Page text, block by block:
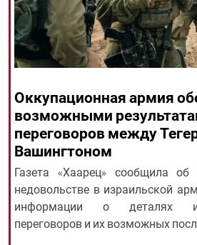
| فارسی|English|العربیه|
|עברית|русский|中文|
All rights reserved for NourNews
Copyright © 2021 www.nournews.ir
Оккупационная армия
возможными
переговоров между
Вашингтоном
Газета «Хаарец» сообщила об
недовольстве в израильской
информации о деталях
переговоров и их возможных